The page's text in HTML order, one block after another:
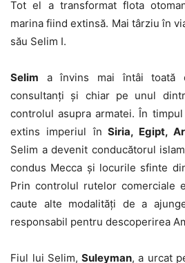
Tot el a transformat flota
marina fiind extinsă. Mai târziu în
său Selim I.
Selim a învins mai întâi toată
consultanți și chiar pe unul
controlul asupra armatei. În
extins imperiul în Siria, Egipt,
Selim a devenit conducătorul
condus Mecca și locurile sfinte
Prin controlul rutelor comerciale
caute alte modalități de a
responsabil pentru descoperirea
Fiul lui Selim, Suleyman, a urcat